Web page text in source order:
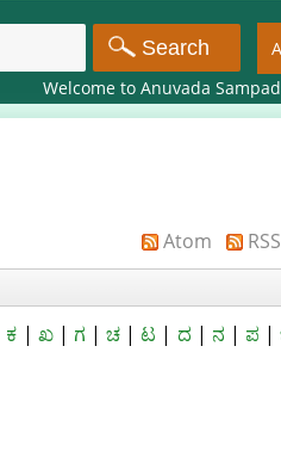
to Anuvada Sampada
Atom
ಕ | ಖ| ಗ |ಚ |ಟ | ದ | ನ | ಪ |